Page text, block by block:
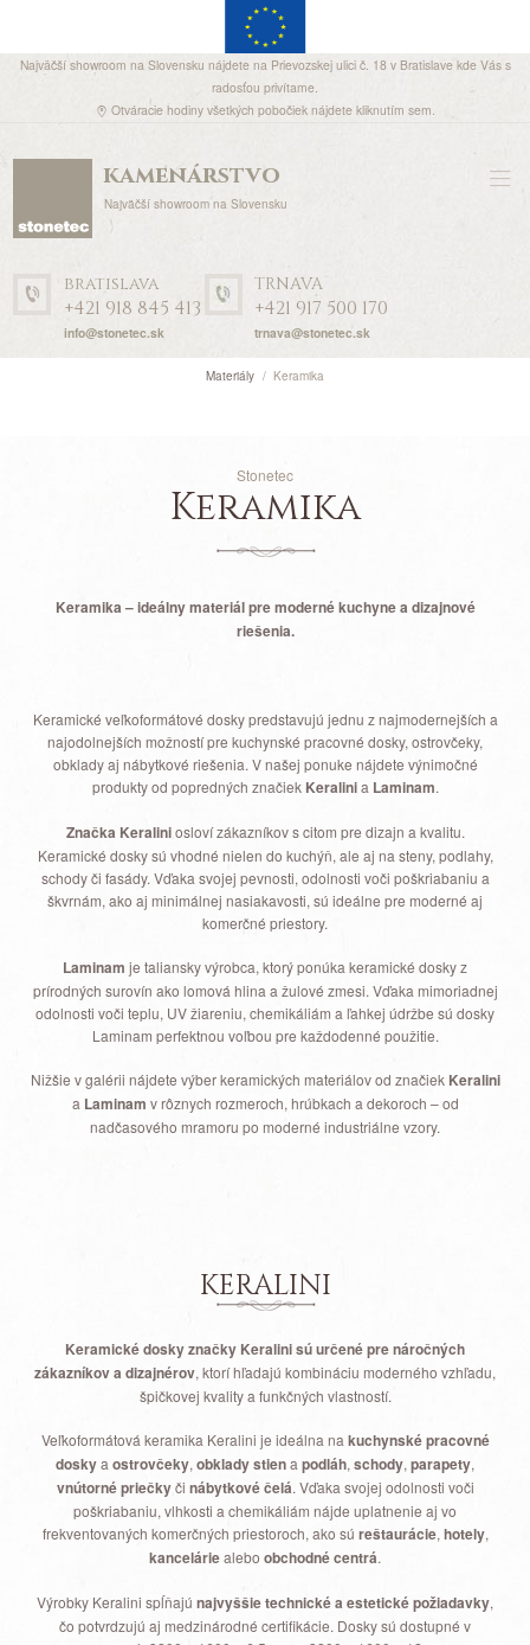
Najväčší showroom na Slovensku nájdete na Prievozskej ulici č. 18 v Bratislave kde Vás s
radosťou privítame.
Otváracie hodiny všetkých pobočiek nájdete kliknutím sem.
kamenárstvo
Najväčší showroom na Slovensku
bratislava
+421 918 845 413
info@stonetec.sk
TRNAVA
+421 917 500 170
trnava@stonetec.sk
Materiály Keramika
Stonetec
Keramika
Keramika – ideálny materiál pre moderné kuchyne a dizajnové
riešenia.
Keramické veľkoformátové dosky predstavujú jednu z najmodernejších a
najodolnejších možností pre kuchynské pracovné dosky, ostrovčeky,
obklady aj nábytkové riešenia. V našej ponuke nájdete výnimočné
produkty od popredných značiek Keralinia Laminam.
Značka Keraliniosloví zákazníkov s citom pre dizajn a kvalitu.
Keramické dosky sú vhodné nielen do kuchýň, ale aj na steny, podlahy,
schody či fasády. Vďaka svojej pevnosti, odolnosti voči poškriabaniu a
škvrnám, ako aj minimálnej nasiakavosti, sú ideálne pre moderné aj
komerčné priestory.
Laminam je taliansky výrobca, ktorý ponúka keramické dosky z
prírodných surovín ako lomová hlina a žulové zmesi. Vďaka mimoriadnej
odolnosti voči teplu, UV žiareniu, chemikáliám a ľahkej údržbe sú dosky
Laminam perfektnou voľbou pre každodenné použitie.
Nižšie v galérii nájdete výber keramických materiálov od značiek Keralini
a Laminam v rôznych rozmeroch, hrúbkach a dekoroch – od
nadčasového mramoru po moderné industriálne vzory.
KERALINI
Keramické dosky značky Keralini sú určené pre náročných
zákazníkov a dizajnérov, ktorí hľadajú kombináciu moderného vzhľadu,
špičkovej kvality a funkčných vlastností.
Veľkoformátová keramika Keralini je ideálna na kuchynské pracovné
doskya ostrovčeky, obklady stiena podláh, schody, parapety,
vnútorné priečkyči nábytkové čelá. Vďaka svojej odolnosti voči
poškriabaniu, vlhkosti a chemikáliám nájde uplatnenie aj vo
frekventovaných komerčných priestoroch, ako sú reštaurácie, hotely,
kanceláriealebo obchodné centrá.
Výrobky Keralini spĺňajú najvyššie technické a estetické požiadavky,
čo potvrdzujú aj medzinárodné certifikácie. Dosky sú dostupné v